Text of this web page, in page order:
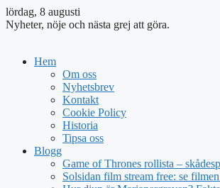
lördag, 8 augusti
Nyheter, nöje och nästa grej att göra.
Hem
Om oss
Nyhetsbrev
Kontakt
Cookie Policy
Historia
Tipsa oss
Blogg
Game of Thrones rollista –
Solsidan film stream free: se